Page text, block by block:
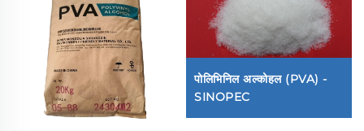
पोलिभिनिल अल्कोहल (PVA) -
SINOPEC